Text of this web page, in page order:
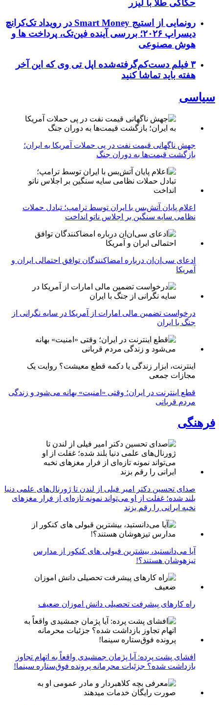
حکاکی طلا با لیزر
رونمایی از استیج Smart Money در رویداد تک‌کرانچ
دیسراپ ۲۰۲۶؛ بررسی آینده فین‌تک، پرداخت‌ ها و
هوش مصنوعی
۳ فیلم دست‌کم‌گرفته‌شده اپل تی وی که این آخر
هفته باید تماشا کنید
سیاسی
جهش ناگهانی قیمت نفت در پی حملات آمریکا به ایران؛
بازگشت قیمت‌ها به دوران جنگ
اعلام پایان آتش‌بس با ایران توسط ترامپ؛ تبادل حملات
نظامی سایه سنگین بر اجلاس ناتو انداخت
ادعای سی‌ان‌ان درباره امضاکنندگان توافق احتمالی ایران و
آمریکا
درخواست تضمین مالی امارات از آمریکا در سایه نگرانی از
جنگ با ایران
اینترنت، ابزار زندگی یا دکمه قطع معیشت؟ روایت یک
مجازات جمعی
قطع اینترنت در ایران؛ وقتی «امنیت» بهانه می‌شود و زندگی
مردم قربانی
فرهنگی
صدای تحسین دکتر امیر فیلی از لندن تا ژورنال‌های علمی دنیا
بلند شده؛ غفلت از او می‌تواند نمونه تازه‌ای از فرار مغزهای
نخبه ایرانی را رقم بزند
آیا می‌دانستید، بیشترین قبولی های کنکور از مدارس
تیزهوشان هستند؟!
راه کارهای پیشرفت تحصیلی دانش اموزان ضعیف
افشای پشت پرده: آیا پژمان جمشیدی واقعاً به اتهام تجاوز
بازداشت شده؟ جزئیات محرمانه پرونده فوق‌ستاره سینما!